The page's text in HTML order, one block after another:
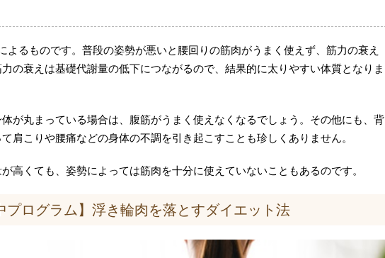
よるものです。普段の姿勢が悪いと腰回りの筋肉がうまく使えず、筋力の衰え
の衰えは基礎代謝量の低下につながるので、結果的に太りやすい体質となりま
が丸まっている場合は、腹筋がうまく使えなくなるでしょう。その他にも、背
肩こりや腰痛などの身体の不調を引き起こすことも珍しくありません。
高くても、姿勢によっては筋肉を十分に使えていないこともあるのです。
プログラム】浮き輪肉を落とすダイエット法